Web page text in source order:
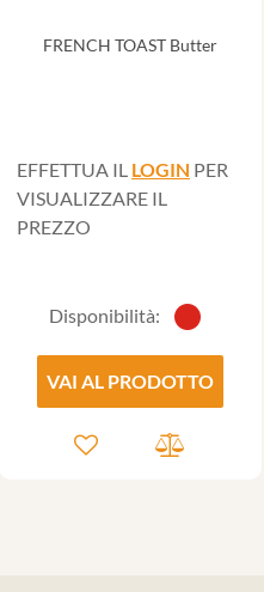
FRENCH TOAST Butter
EFFETTUA IL LOGIN PER
VISUALIZZARE IL
PREZZO
Disponibilità:
VAI AL PRODOTTO